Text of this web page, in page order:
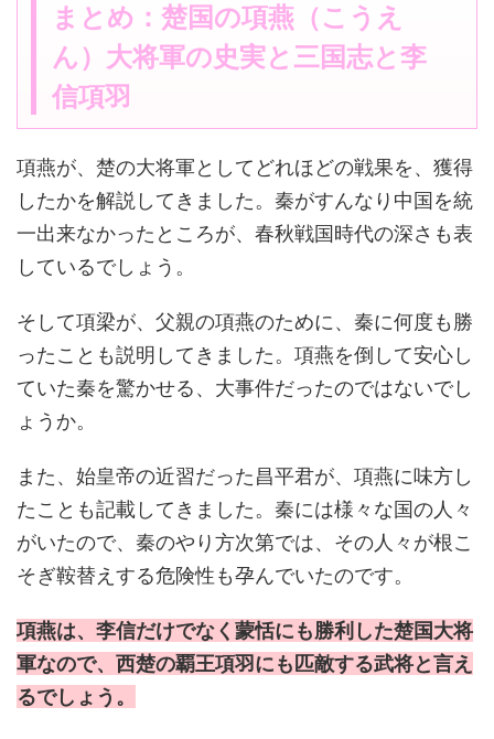
まとめ：楚国の項燕（こうえ
ん）大将軍の史実と三国志と李
信項羽
項燕が、楚の大将軍としてどれほどの戦果を、獲得
したかを解説してきました。秦がすんなり中国を統
一出来なかったところが、春秋戦国時代の深さも表
しているでしょう。
そして項梁が、父親の項燕のために、秦に何度も勝
ったことも説明してきました。項燕を倒して安心し
ていた秦を驚かせる、大事件だったのではないでし
ょうか。
また、始皇帝の近習だった昌平君が、項燕に味方し
たことも記載してきました。秦には様々な国の人々
がいたので、秦のやり方次第では、その人々が根こ
そぎ鞍替えする危険性も孕んでいたのです。
項燕は、李信だけでなく蒙恬にも勝利した楚国大将
軍なので、西楚の覇王項羽にも匹敵する武将と言え
るでしょう。